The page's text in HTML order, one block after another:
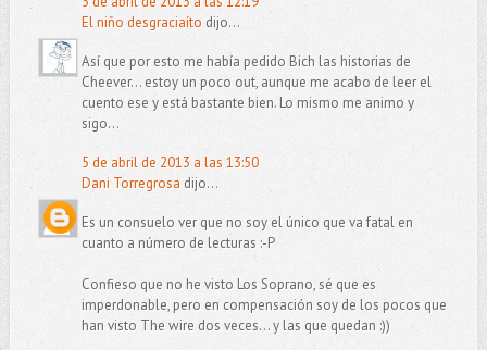
El niño desgraciaíto dijo...
Así que por esto me había pedido Bich las historias de
Cheever... estoy un poco out, aunque me acabo de leer el
cuento ese y está bastante bien. Lo mismo me animo y
sigo...
5 de abril de 2013 a las 13:50
Dani Torregrosa dijo...
Es un consuelo ver que no soy el único que va fatal en
cuanto a número de lecturas :-P
Confieso que no he visto Los Soprano, sé que es
imperdonable, pero en compensación soy de los pocos que
han visto The wire dos veces... y las que quedan :))